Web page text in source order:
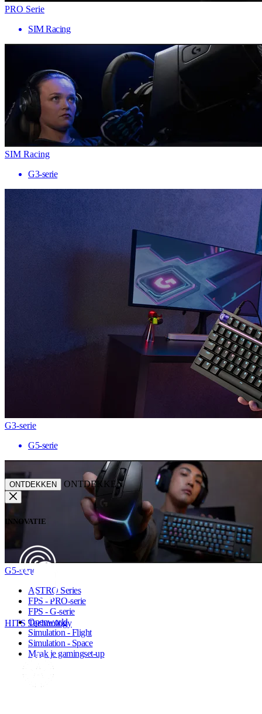
PRO Serie
SIM Racing
SIM Racing
G3-serie
G3-serie
G5-serie
G5-serie
ASTRO Series
FPS - PRO-serie
FPS - G-serie
Openworld
Simulation - Flight
Simulation - Space
Maak je gamingset-up
ONTDEKKEN ONTDEKKEN
INNOVATIE
HITS Technology